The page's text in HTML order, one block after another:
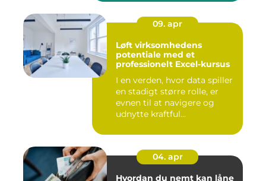
09. apr
Løft virksomhedens
potentiale med et
professionelt Excel-kursus
I en verden, hvor data spiller
en stadigt større rolle, er
evnen til at navigere og
udnytte kraftful...
04. apr
Hvordan du nemt kan låne